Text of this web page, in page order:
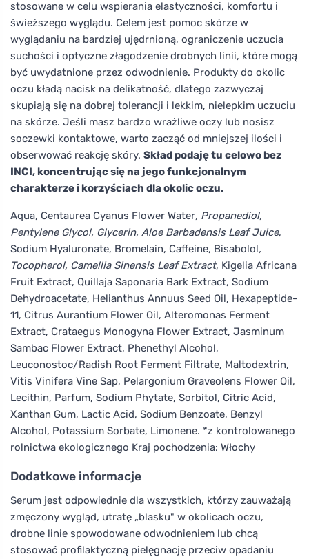
stosowane w celu wspierania elastyczności, komfortu i
świeższego wyglądu. Celem jest pomoc skórze w
wyglądaniu na bardziej ujędrnioną, ograniczenie uczucia
suchości i optyczne złagodzenie drobnych linii, które mogą
być uwydatnione przez odwodnienie. Produkty do okolic
oczu kładą nacisk na delikatność, dlatego zazwyczaj
skupiają się na dobrej tolerancji i lekkim, nielepkim uczuciu
na skórze. Jeśli masz bardzo wrażliwe oczy lub nosisz
soczewki kontaktowe, warto zacząć od mniejszej ilości i
obserwować reakcję skóry. Skład podaję tu celowo bez
INCI, koncentrując się na jego funkcjonalnym
charakterze i korzyściach dla okolic oczu.
Aqua, Centaurea Cyanus Flower Water, Propanediol,
Pentylene Glycol, Glycerin, Aloe Barbadensis Leaf Juice,
Sodium Hyaluronate, Bromelain, Caffeine, Bisabolol,
Tocopherol, Camellia Sinensis Leaf Extract, Kigelia Africana
Fruit Extract, Quillaja Saponaria Bark Extract, Sodium
Dehydroacetate, Helianthus Annuus Seed Oil, Hexapeptide-
11, Citrus Aurantium Flower Oil, Alteromonas Ferment
Extract, Crataegus Monogyna Flower Extract, Jasminum
Sambac Flower Extract, Phenethyl Alcohol,
Leuconostoc/Radish Root Ferment Filtrate, Maltodextrin,
Vitis Vinifera Vine Sap, Pelargonium Graveolens Flower Oil,
Lecithin, Parfum, Sodium Phytate, Sorbitol, Citric Acid,
Xanthan Gum, Lactic Acid, Sodium Benzoate, Benzyl
Alcohol, Potassium Sorbate, Limonene. *z kontrolowanego
rolnictwa ekologicznego Kraj pochodzenia: Włochy
Dodatkowe informacje
Serum jest odpowiednie dla wszystkich, którzy zauważają
zmęczony wygląd, utratę „blasku" w okolicach oczu,
drobne linie spowodowane odwodnieniem lub chcą
stosować profilaktyczną pielęgnację przeciw opadaniu